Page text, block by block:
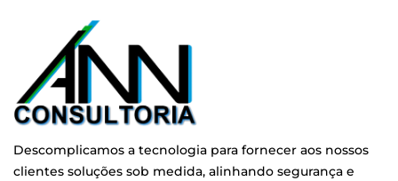
Descomplicamos a tecnologia para fornecer aos nossos
clientes soluções sob medida, alinhando segurança e